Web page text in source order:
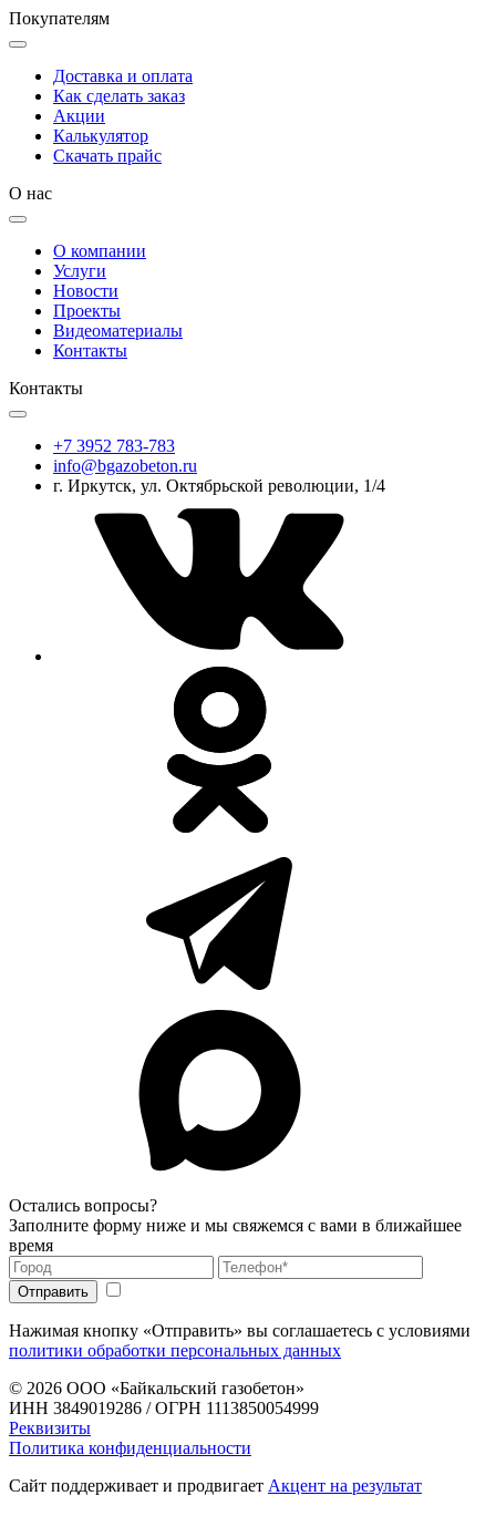
Покупателям
Доставка и оплата
Как сделать заказ
Акции
Калькулятор
Скачать прайс
О нас
О компании
Услуги
Новости
Проекты
Видеоматериалы
Контакты
Контакты
+7 3952 783-783
info@bgazobeton.ru
г. Иркутск, ул. Октябрьской революции, 1/4
Остались вопросы?
Заполните форму ниже и мы свяжемся с вами в ближайшее
время
Нажимая кнопку «Отправить» вы соглашаетесь с условиями
политики обработки персональных данных
© 2026 ООО «Байкальский газобетон»
ИНН 3849019286 / ОГРН 1113850054999
Реквизиты
Политика конфиденциальности
Сайт поддерживает и продвигает Акцент на результат